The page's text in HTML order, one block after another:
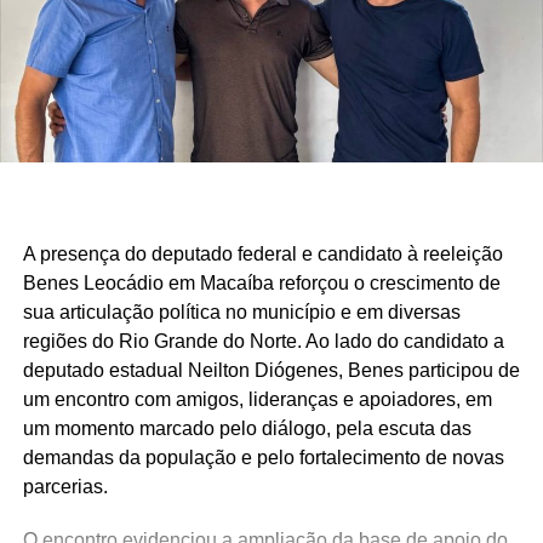
atendidos e uma atuação parlamentar que alcança quem
mais precisa.
São centenas de requerimentos, dezenas de patrimônios
culturais reconhecidos, organizações apoiadas e
investimentos que chegam aos municípios por meio de
Mais do que discursos, Luiz Eduardo tem apresentado
ações concretas e resultados que reforçam seu
compromisso com o desenvolvimento do Rio Grande do
Norte. Um mandato presente, atuante e comprometido em
fazer a diferença na vida dos potiguares.
A presença do deputado federal e candidato à reeleição
Benes Leocádio em Macaíba reforçou o crescimento de
sua articulação política no município e em diversas
regiões do Rio Grande do Norte. Ao lado do candidato a
deputado estadual Neilton Diógenes, Benes participou de
um encontro com amigos, lideranças e apoiadores, em
um momento marcado pelo diálogo, pela escuta das
demandas da população e pelo fortalecimento de novas
parcerias.